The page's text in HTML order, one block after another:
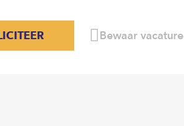
Bewaar vacature